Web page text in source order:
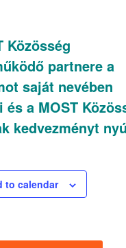
Közösség
partnere a
saját nevében
és a MOST
kedvezményt
to calendar